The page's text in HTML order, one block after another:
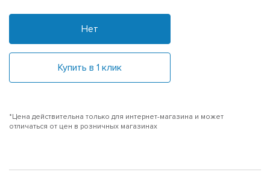
Нет
Купить в 1 клик
*Цена действительна только для интернет-магазина и может
отличаться от цен в розничных магазинах